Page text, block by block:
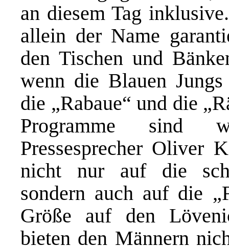
an diesem Tag
allein der Name
den Tischen und
wenn die Blauen
die „Rabaue“ und die
Programme sind
Pressesprecher Oliver
nicht nur auf die
sondern auch auf die
Größe auf den
bieten den Männern